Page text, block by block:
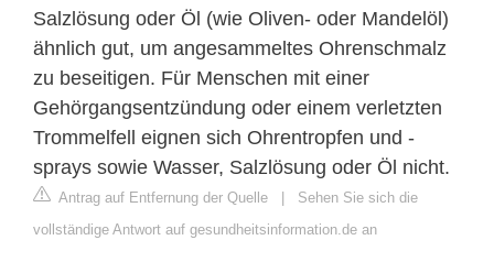
Salzlösung oder Öl (wie Oliven- oder Mandelöl)
ähnlich gut, um angesammeltes Ohrenschmalz
zu beseitigen. Für Menschen mit einer
Gehörgangsentzündung oder einem verletzten
Trommelfell eignen sich Ohrentropfen und -
sprays sowie Wasser, Salzlösung oder Öl nicht.
Antrag auf Entfernung der Quelle | Sehen Sie sich die
vollständige Antwort auf gesundheitsinformation.de an